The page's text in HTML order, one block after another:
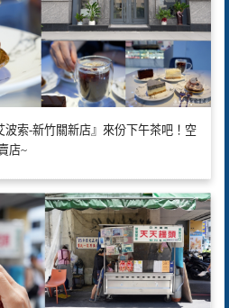
波索-新竹關新店』來份下午茶吧！空
店~